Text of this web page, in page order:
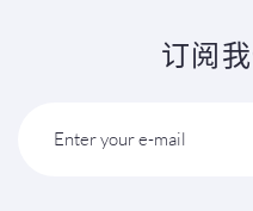
订阅
Enter your e-mail